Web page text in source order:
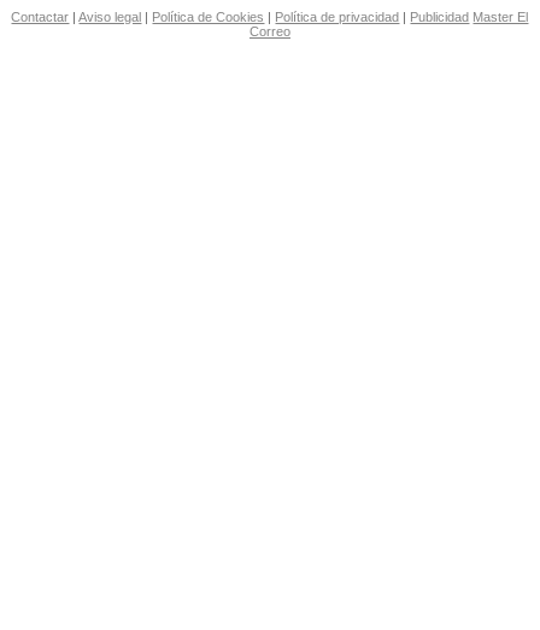
Contactar |Aviso legal | Política de Cookies | Política de privacidad | Publicidad Master El
Correo